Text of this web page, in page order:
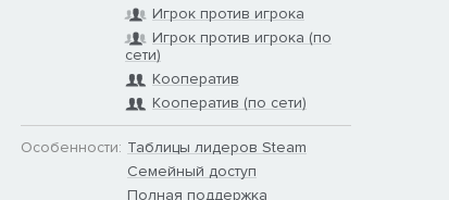
Игрок против игрока
Игрок против игрока (по
сети)
Кооператив
Кооператив (по сети)
Особенности: Таблицы лидеров Steam
Семейный доступ
Полная поддержка